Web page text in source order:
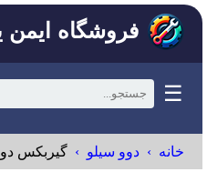
فروشگاه ایمن
☰
خانه دوو سیلو گیربکس